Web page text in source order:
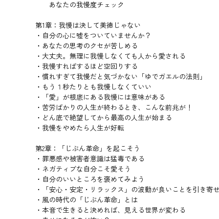
あなたの我慢度チェック
第1章：我慢は決して美徳じゃない
・自分の心に嘘をついていませんか？
・あなたの思考のクセが苦しめる
・大丈夫。無理に我慢しなくても人から愛される
・我慢すればするほど空回りする
・慣れすぎて我慢だと気づかない「ゆでガエルの法則」
・もう１秒たりとも我慢しなくていい
・「愛」が根底にある我慢には意味がある
・苦労ばかりの人生が終わるとき、こんな前兆が！
・どん底で絶望してから最高の人生が始まる
・我慢をやめたら人生が好転
第2章：「じぶん革命」を起こそう
・罪悪感や被害者意識は猛毒である
・ネガティブな自分こそ愛そう
・自分のいいところを褒めてみよう
・「安心・安定・リラックス」の波動が良いことを引き寄
・風の時代の「じぶん革命」とは
・本音で生きると決めれば、見える世界が変わる